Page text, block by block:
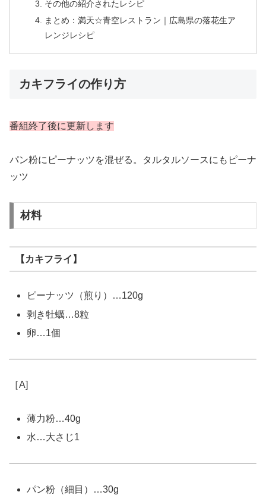
その他の紹介されたレシピ
まとめ：満天☆青空レストラン｜広島県の落花生ア
レンジレシピ
カキフライの作り方
番組終了後に更新します
パン粉にピーナッツを混ぜる。タルタルソースにもピーナ
ッツ
材料
【カキフライ】
ピーナッツ（煎り）…120g
剥き牡蠣…8粒
卵…1個
［A]
薄力粉…40g
水…大さじ1
パン粉（細目）…30g